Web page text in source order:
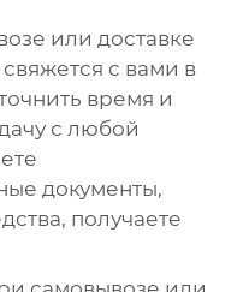
или доставке
с вами в
время и
с любой
документы,
получаете